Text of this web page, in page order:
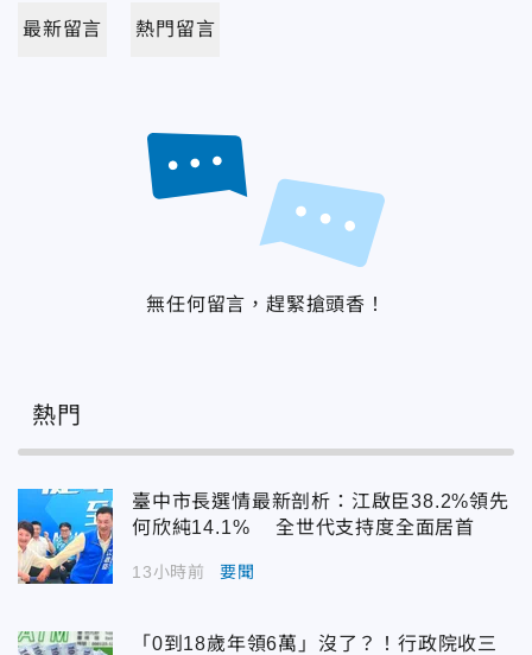
最新留言 熱門留言
無任何留言，趕緊搶頭香！
熱門
臺中市長選情最新剖析：江啟臣38.2%領先
何欣純14.1% 全世代支持度全面居首
13小時前 要聞
「0到18歲年領6萬」沒了？！行政院收三